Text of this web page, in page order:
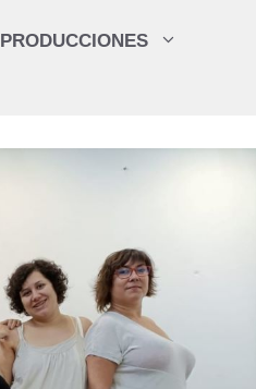
PRODUCCIONES